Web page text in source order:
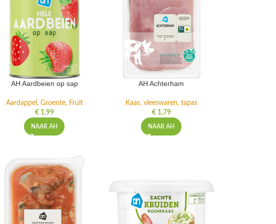
AH Aardbeien op sap
Aardappel, Groente, Fruit
€1,99
NAAR AH
AH Achterham
Kaas, vleeswaren, tapas
€1,79
NAAR AH